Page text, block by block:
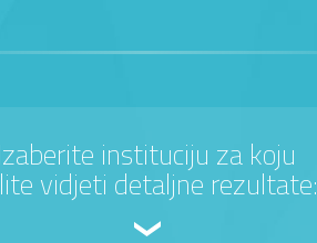
Izaberite instituciju za koju
vidjeti detaljne rezultate: